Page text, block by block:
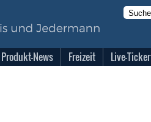
Produkt-News Freizeit Live-Ticker